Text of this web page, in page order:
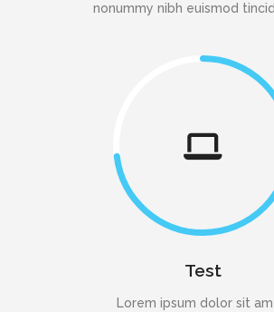
nonummy nibh euismod
Test
Lorem ipsum dolor sit